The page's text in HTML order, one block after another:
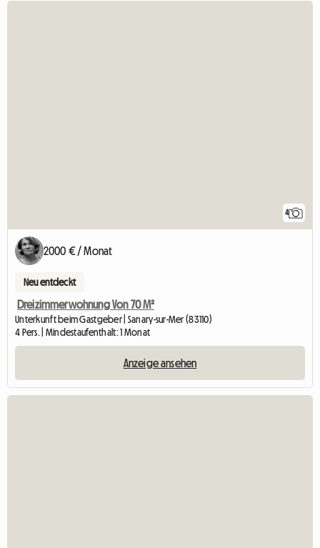
4
2000 € / Monat
Neu entdeckt
Dreizimmerwohnung Von 70 M²
Unterkunft beim Gastgeber | Sanary-sur-Mer (83110)
4 Pers. | Mindestaufenthalt: 1 Monat
Anzeige ansehen